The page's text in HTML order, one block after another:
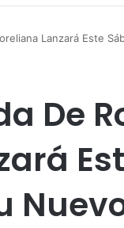
Lanzará Este
De